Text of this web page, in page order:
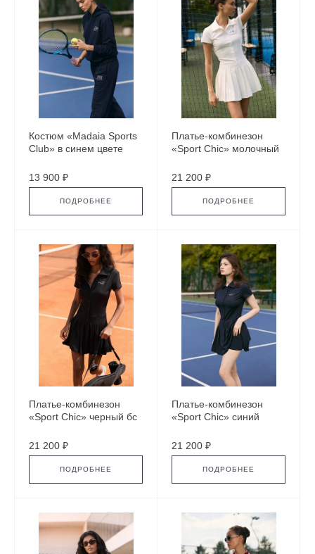
Костюм «Madaia Sports
Club» в синем цвете
13 900 ₽
ПОДРОБНЕЕ
Платье-комбинезон
«Sport Chic» молочный
21 200 ₽
ПОДРОБНЕЕ
Платье-комбинезон
«Sport Chic» черный бс
21 200 ₽
ПОДРОБНЕЕ
Платье-комбинезон
«Sport Chic» синий
21 200 ₽
ПОДРОБНЕЕ